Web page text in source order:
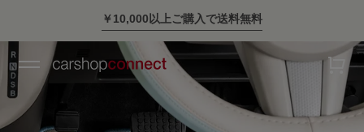
スタイリッシュに車に乗ろう。